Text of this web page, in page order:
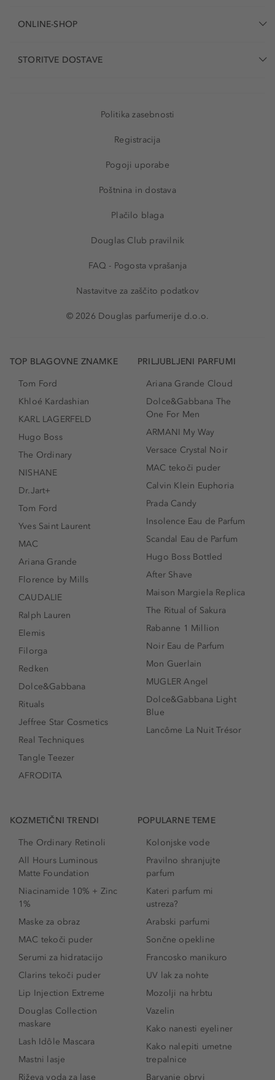
ONLINE-SHOP
STORITVE DOSTAVE
Politika zasebnosti
Registracija
Pogoji uporabe
Poštnina in dostava
Plačilo blaga
Douglas Club pravilnik
FAQ - Pogosta vprašanja
Nastavitve za zaščito podatkov
© 2026 Douglas parfumerije d.o.o.
TOP BLAGOVNE ZNAMKE
Tom Ford
Khloé Kardashian
KARL LAGERFELD
Hugo Boss
The Ordinary
NISHANE
Dr.Jart+
Tom Ford
Yves Saint Laurent
MAC
Ariana Grande
Florence by Mills
CAUDALIE
Ralph Lauren
Elemis
Filorga
Redken
Dolce&Gabbana
Rituals
Jeffree Star Cosmetics
Real Techniques
Tangle Teezer
AFRODITA
PRILJUBLJENI PARFUMI
Ariana Grande Cloud
Dolce&Gabbana The
One For Men
ARMANI My Way
Versace Crystal Noir
MAC tekoči puder
Calvin Klein Euphoria
Prada Candy
Insolence Eau de Parfum
Scandal Eau de Parfum
Hugo Boss Bottled
After Shave
Maison Margiela Replica
The Ritual of Sakura
Rabanne 1 Million
Noir Eau de Parfum
Mon Guerlain
MUGLER Angel
Dolce&Gabbana Light
Blue
Lancôme La Nuit Trésor
KOZMETIČNI TRENDI
The Ordinary Retinoli
All Hours Luminous
Matte Foundation
Niacinamide 10% + Zinc
1%
Maske za obraz
MAC tekoči puder
Serumi za hidratacijo
Clarins tekoči puder
Lip Injection Extreme
Douglas Collection
maskare
Lash Idôle Mascara
Mastni lasje
Riževa voda za lase
POPULARNE TEME
Kolonjske vode
Pravilno shranjujte
parfum
Kateri parfum mi
ustreza?
Arabski parfumi
Sončne opekline
Francosko manikuro
UV lak za nohte
Mozolji na hrbtu
Vazelin
Kako nanesti eyeliner
Kako nalepiti umetne
trepalnice
Barvanje obrvi